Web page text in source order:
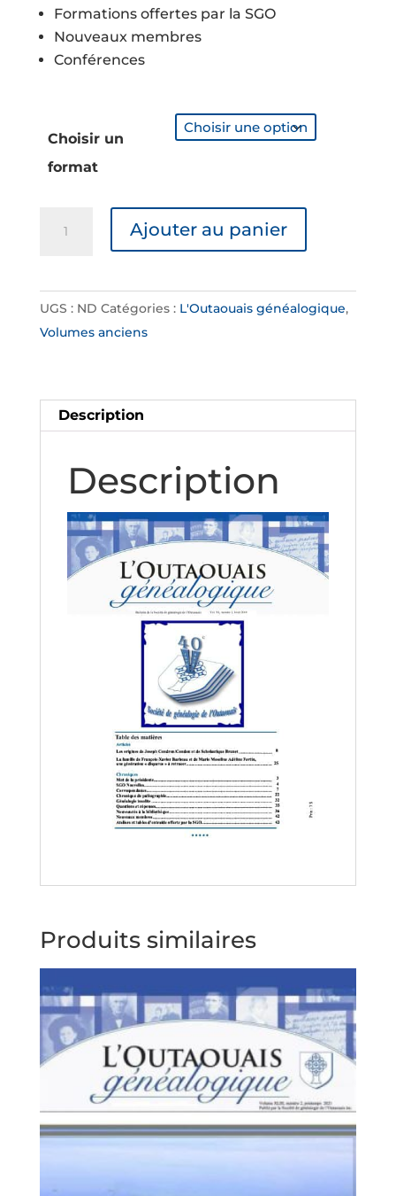
Formations offertes par la SGO
Nouveaux membres
Conférences
Choisir un
format
40
No.
1
Ajouter au panier
UGS : ND Catégories : L'Outaouais généalogique,
Volumes anciens
Description
Description
Produits similaires